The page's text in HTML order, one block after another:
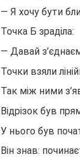
— Я хочу бути
Точка Б зраділа:
— Давай
Точки взяли
Так між ними
Відрізок був
У нього був
Він знав: